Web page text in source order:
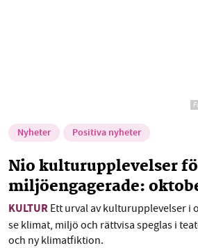
Nyheter Positiva nyheter
Nio kulturupplevelser
miljöengagerade:
KULTUR Ett urval av kulturupplevelser i
se klimat, miljö och rättvisa speglas i
och ny klimatfiktion.